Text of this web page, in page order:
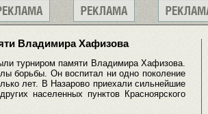
Владимира Хафизова
турниром памяти Владимира Хафизова.
борьбы. Он воспитал ни одно поколение
лет. В Назарово приехали сильнейшие
населенных пунктов Красноярского